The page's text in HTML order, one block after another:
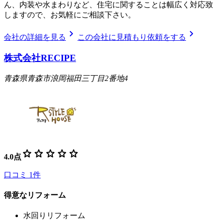
ん、内装や水まわりなど、住宅に関することは幅広く対応致
しますので、お気軽にご相談下さい。
会社の詳細を見る chevron_right この会社に見積もり依頼をする chevron_right
株式会社RECIPE
青森県青森市浪岡福田三丁目2番地4
4.0点 star star star star star
口コミ 1件
得意なリフォーム
水回りリフォーム